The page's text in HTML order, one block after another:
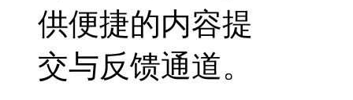
供便捷的内容提
交与反馈通道。